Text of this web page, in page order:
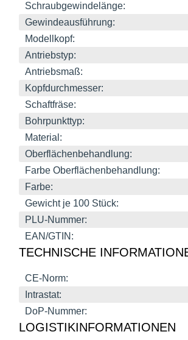
Schraubgewindelänge:
Gewindeausführung:
Modellkopf:
Antriebstyp:
Antriebsmaß:
Kopfdurchmesser:
Schaftfräse:
Bohrpunkttyp:
Material:
Oberflächenbehandlung:
Farbe Oberflächenbehandlung:
Farbe:
Gewicht je 100 Stück:
PLU-Nummer:
EAN/GTIN:
TECHNISCHE
CE-Norm:
Intrastat:
DoP-Nummer:
LOGISTIKINFORMATIONEN